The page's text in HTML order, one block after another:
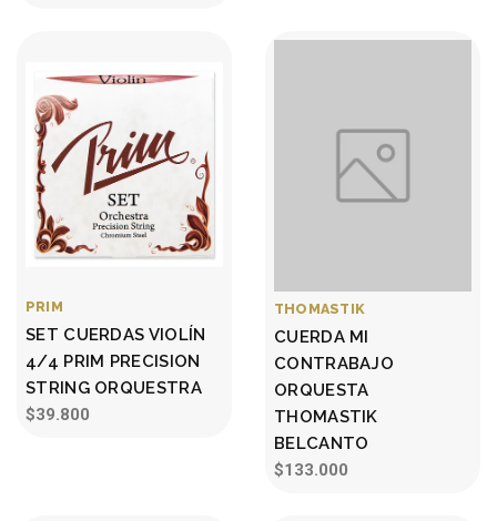
PRIM
SET CUERDAS VIOLÍN
4/4 PRIM PRECISION
STRING ORQUESTRA
$39.800
THOMASTIK
CUERDA MI
CONTRABAJO
ORQUESTA
THOMASTIK
BELCANTO
$133.000